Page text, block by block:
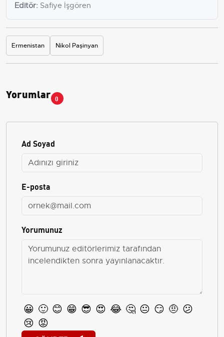
Editör: Safiye İşgören
Ermenistan Nikol Paşinyan
Yorumlar 0
Ad Soyad
E-posta
Yorumunuz
😀 🙂 😊 😁 😎 😍 😂 🤔 😐 😏 🤨 😕
😢 😡